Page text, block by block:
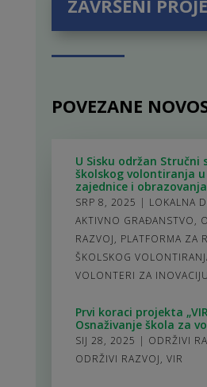
ZAVRŠENI
POVEZANE
U Sisku održan Stručni
školskog volontiranja
zajednice i obrazovanja
SRP 8, 2025 | LOKALNA
AKTIVNO GRAĐANSTVO,
RAZVOJ, PLATFORMA ZA
ŠKOLSKOG
VOLONTERI ZA
Prvi koraci projekta
Osnaživanje škola za
SIJ 28, 2025 | ODRŽIVI
ODRŽIVI RAZVOJ, VIR